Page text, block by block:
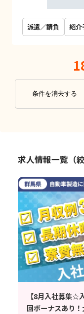
派遣／請負 紹介
条件を消去する
求人情報一覧（
【8月入社募集☆
回ボーナスあり